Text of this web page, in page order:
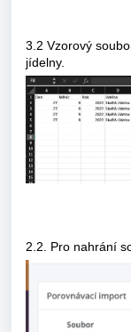
3.2 Vzorový
jídelny.
2.2. Pro nahrání